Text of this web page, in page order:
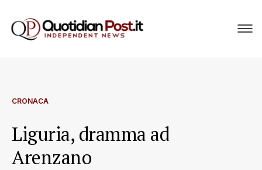
CRONACA
Liguria, dramma ad
Arenzano